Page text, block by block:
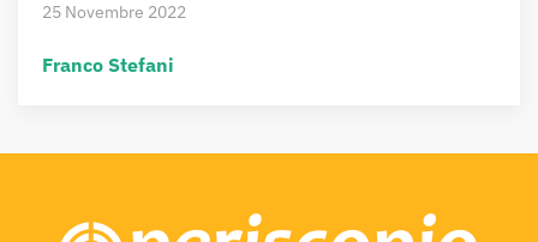
25 Novembre 2022
Franco Stefani